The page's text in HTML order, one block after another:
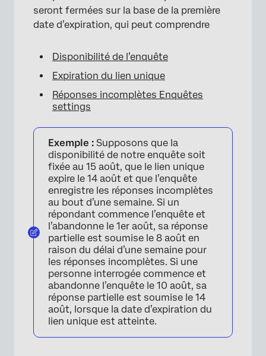
×
seront fermées sur la base de la première
date d’expiration, qui peut comprendre
Disponibilité de l’enquête
Expiration du lien unique
Réponses incomplètes Enquêtes
settings
Exemple : Supposons que la
disponibilité de notre enquête soit
fixée au 15 août, que le lien unique
expire le 14 août et que l’enquête
enregistre les réponses incomplètes
au bout d’une semaine. Si un
répondant commence l’enquête et
l’abandonne le 1er août, sa réponse
partielle est soumise le 8 août en
raison du délai d’une semaine pour
les réponses incomplètes. Si une
personne interrogée commence et
abandonne l’enquête le 10 août, sa
réponse partielle est soumise le 14
août, lorsque la date d’expiration du
lien unique est atteinte.